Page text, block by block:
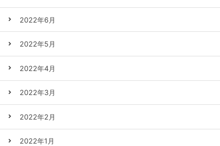
2022年6月
2022年5月
2022年4月
2022年3月
2022年2月
2022年1月